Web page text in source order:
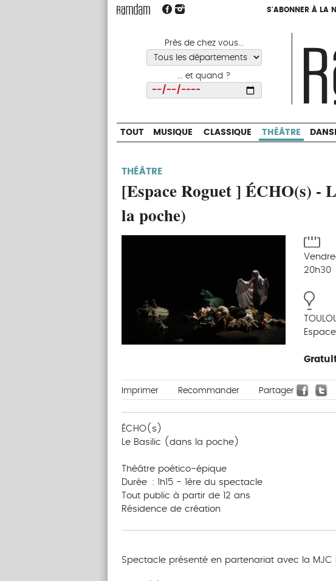
S'ABONNER À LA
Près de chez vous...
... et quand ?
S'ABONNER À LA
TOUT MUSIQUE CLASSIQUE THÉÂTRE
THÉÂTRE
[Espace Roguet ] ÉCHO(s) -
la poche)
20h30
Imprimer Recommander Partager
ÉCHO(s)
Le Basilic (dans la poche)
Théâtre poético-épique
Durée : 1h15 - 1ère du spectacle
Tout public à partir de 12 ans
Résidence de création
Spectacle présenté en partenariat avec la MJC